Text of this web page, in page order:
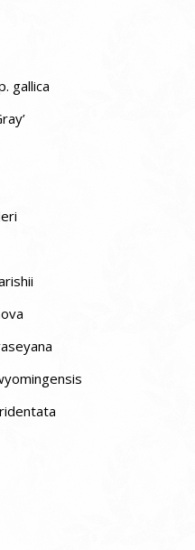
gallica
tridentata subsp. tridentata